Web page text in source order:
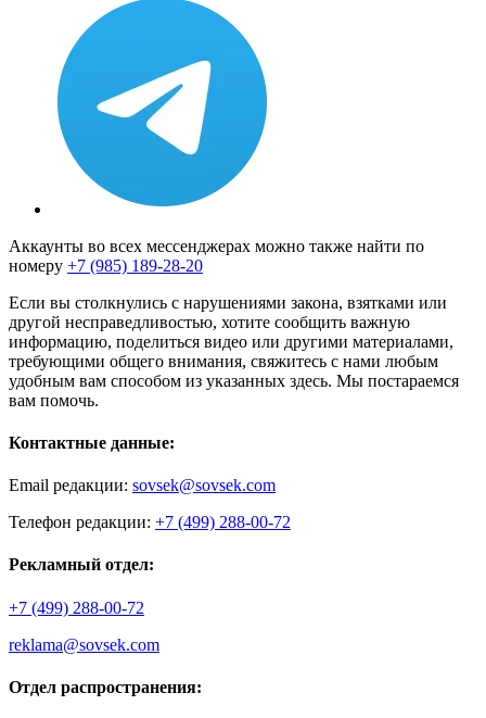
Аккаунты во всех мессенджерах можно также найти по
номеру +7 (985) 189-28-20
Если вы столкнулись с нарушениями закона, взятками или
другой несправедливостью, хотите сообщить важную
информацию, поделиться видео или другими материалами,
требующими общего внимания, свяжитесь с нами любым
удобным вам способом из указанных здесь. Мы постараемся
вам помочь.
Контактные данные:
Email редакции: sovsek@sovsek.com
Телефон редакции: +7 (499) 288-00-72
Рекламный отдел:
+7 (499) 288-00-72
reklama@sovsek.com
Отдел распространения: